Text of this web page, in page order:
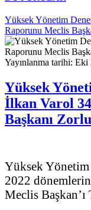
Yüksek Yönetim
Raporunu Meclis
Yayınlanma tarihi: Eki
Yüksek
İlkan Varol
Başkanı
Yüksek
2022
Meclis